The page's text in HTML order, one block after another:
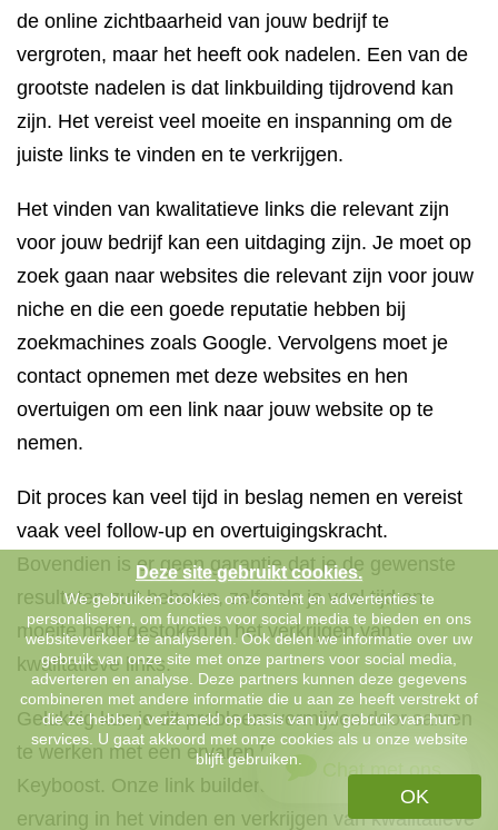
de online zichtbaarheid van jouw bedrijf te
vergroten, maar het heeft ook nadelen. Een van de
grootste nadelen is dat linkbuilding tijdrovend kan
zijn. Het vereist veel moeite en inspanning om de
juiste links te vinden en te verkrijgen.
Het vinden van kwalitatieve links die relevant zijn
voor jouw bedrijf kan een uitdaging zijn. Je moet op
zoek gaan naar websites die relevant zijn voor jouw
niche en die een goede reputatie hebben bij
zoekmachines zoals Google. Vervolgens moet je
contact opnemen met deze websites en hen
overtuigen om een link naar jouw website op te
nemen.
Dit proces kan veel tijd in beslag nemen en vereist
vaak veel follow-up en overtuigingskracht.
Bovendien is er geen garantie dat je de gewenste
resultaten zult behalen, zelfs als je veel tijd en
moeite hebt gestoken in het verkrijgen van
kwalitatieve links.
Gelukkig kun je dit probleem vermijden door samen
te werken met een ervaren link builder zoals
Keyboost. Onze link builders hebben jarenlange
ervaring in het vinden en verkrijgen van kwalitatieve
Chat met ons
Deze site gebruikt cookies.
We gebruiken cookies om content en advertenties te
personaliseren, om functies voor social media te bieden en ons
websiteverkeer te analyseren. Ook delen we informatie over uw
gebruik van onze site met onze partners voor social media,
adverteren en analyse. Deze partners kunnen deze gegevens
combineren met andere informatie die u aan ze heeft verstrekt of
die ze hebben verzameld op basis van uw gebruik van hun
services. U gaat akkoord met onze cookies als u onze website
blijft gebruiken.
OK